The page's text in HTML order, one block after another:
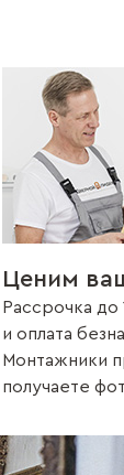
Ценим
Рассрочка
и оплата
Монтажники
получаете